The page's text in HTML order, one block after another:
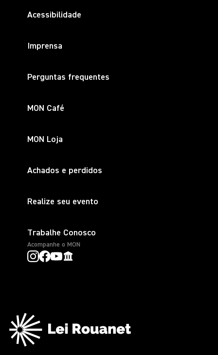
Acessibilidade
Imprensa
Perguntas frequentes
MON Café
MON Loja
Achados e perdidos
Realize seu evento
Trabalhe Conosco
Acompanhe o MON